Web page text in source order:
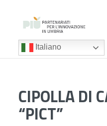
Italiano
CIPOLLA DI
“PICT”